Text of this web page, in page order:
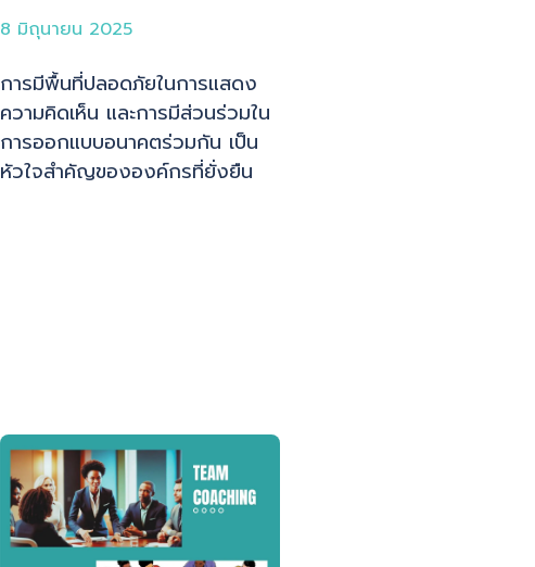
8 มิถุนายน 2025
การมีพื้นที่ปลอดภัยในการแสดง
ความคิดเห็น และการมีส่วนร่วมใน
การออกแบบอนาคตร่วมกัน เป็น
หัวใจสำคัญขององค์กรที่ยั่งยืน